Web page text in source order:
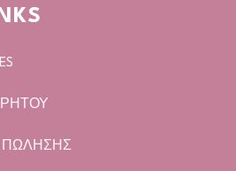
ΠΩΛΗΣΗΣ